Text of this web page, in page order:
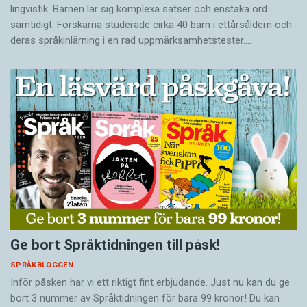
lingvistik. Barnen lär sig komplexa satser och enstaka ord
samtidigt. Forskarna studerade cirka 40 barn i ettårsåldern och
deras språkinlärning i en rad uppmärksamhetstester.…
Ge bort Språktidningen till påsk!
SPRÅKBLOGGEN
Inför påsken har vi ett riktigt fint erbjudande. Just nu kan du ge
bort 3 nummer av Språktidningen för bara 99 kronor! Du kan